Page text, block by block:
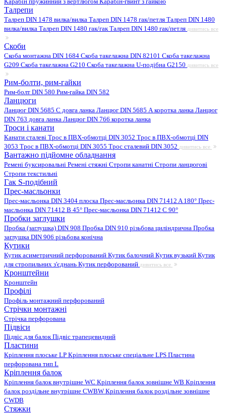
Талрепи
Талреп DIN 1478 вилка/вилка Талреп DIN 1478 гак/петля Талреп DIN 1480
вилка/вилка Талреп DIN 1480 гак/гакТалреп DIN 1480 гак/петля дивитись все
Скоби
Скоба монтажна DIN 1684 Скоба такелажна DIN 82101 Скоба такелажна
G209 Скоба такелажна G210 Скоба такелажна U-подібна G2150 дивитись все
Рим-болти, рим-гайки
Рим-болт DIN 580 Рим-гайка DIN 582
Ланцюги
Ланцюг DIN 5685 C довга ланка Ланцюг DIN 5685 А коротка ланка Ланцюг
DIN 763 довга ланка Ланцюг DIN 766 коротка ланка
Троси і канати
Канати сталеві Трос в ПВХ-обмотці DIN 3052 Трос в ПВХ-обмотці DIN
3053 Трос в ПВХ-обмотці DIN 3055 Трос сталевий DIN 3052 дивитись все
Вантажно підйомне обладнання
Ремені буксировальні Ремені стяжні Стропи канатні Стропи ланцюгові
Стропи текстильні
Гак S-подібний
Прес-масльонки
Прес-масльонка DIN 3404 плоска Прес-масльонка DIN 71412 A 180° Прес-
масльонка DIN 71412 B 45° Прес-масльонка DIN 71412 C 90°
Пробки заглушки
Пробка (заглушка) DIN 908 Пробка DIN 910 різьбова циліндрична Пробка
заглушка DIN 906 різьбова конічна
Кутики
Кутик асиметричний перфорований Кутик балочний Кутик вузький Кутик
для стропильних з'єднань Кутик перфорований дивитись все
Кронштейни
Кронштейн
Профілі
Профіль монтажний перфорований
Стрічки монтажні
Стрічка перфорована
Підвіси
Підвіс для балокПідвіс трапецевидний
Пластини
Кріплення плоське LP Кріплення плоське спеціальне LPS Пластина
перфорована тип L
Кріплення балок
Кріплення балок внутрішне WC Кріплення балок зовнішне WB Кріплення
балок роздільне внутрішне CWBW Кріплення балок роздільне зовнішне
CWDB
Стяжки